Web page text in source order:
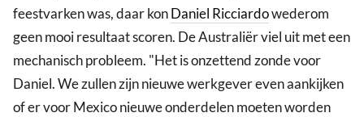
feestvarken was, daar konDaniel Ricciardowederom
geen mooi resultaat scoren. De Australiër viel uit met een
mechanisch probleem. "Het is onzettend zonde voor
Daniel. We zullen zijn nieuwe werkgever even aankijken
of er voor Mexico nieuwe onderdelen moeten worden